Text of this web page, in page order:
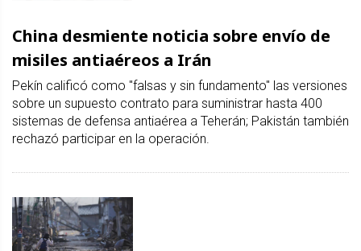
China desmiente noticia sobre envío de
misiles antiaéreos a Irán
Pekín calificó como "falsas y sin fundamento" las versiones
sobre un supuesto contrato para suministrar hasta 400
sistemas de defensa antiaérea a Teherán; Pakistán también
rechazó participar en la operación.